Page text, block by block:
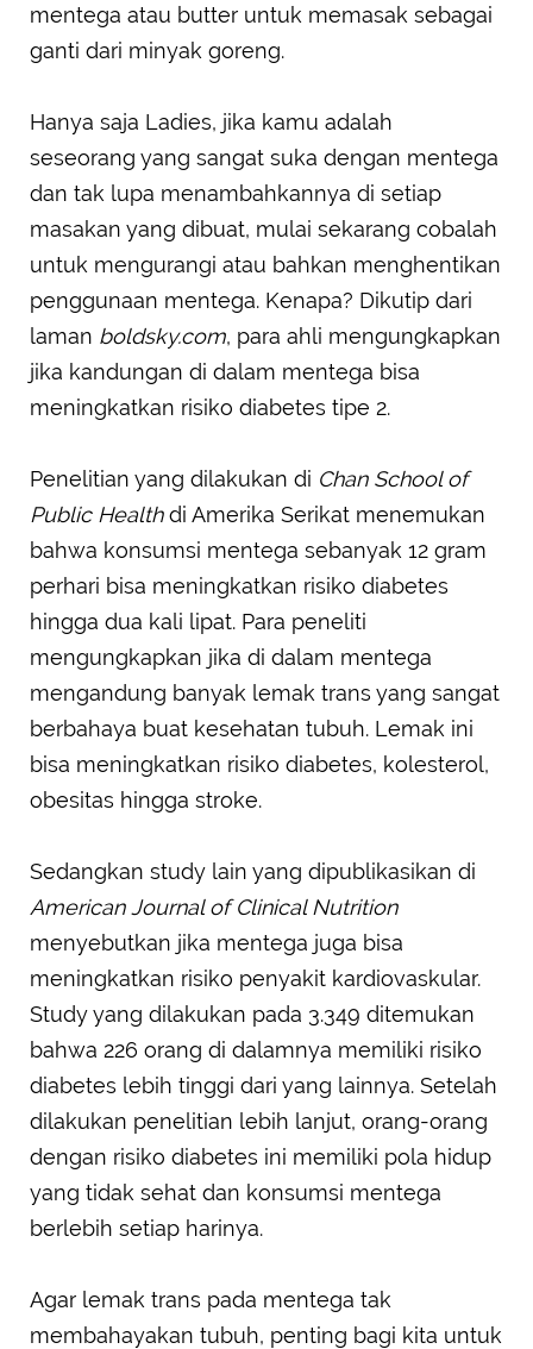
mentega atau butter untuk memasak sebagai
ganti dari minyak goreng.
Hanya saja Ladies, jika kamu adalah
seseorang yang sangat suka dengan mentega
dan tak lupa menambahkannya di setiap
masakan yang dibuat, mulai sekarang cobalah
untuk mengurangi atau bahkan menghentikan
penggunaan mentega. Kenapa? Dikutip dari
laman boldsky.com, para ahli mengungkapkan
jika kandungan di dalam mentega bisa
meningkatkan risiko diabetes tipe 2.
Penelitian yang dilakukan di Chan School of
Public Healthdi Amerika Serikat menemukan
bahwa konsumsi mentega sebanyak 12 gram
perhari bisa meningkatkan risiko diabetes
hingga dua kali lipat. Para peneliti
mengungkapkan jika di dalam mentega
mengandung banyak lemak trans yang sangat
berbahaya buat kesehatan tubuh. Lemak ini
bisa meningkatkan risiko diabetes, kolesterol,
obesitas hingga stroke.
Sedangkan study lain yang dipublikasikan di
American Journal of Clinical Nutrition
menyebutkan jika mentega juga bisa
meningkatkan risiko penyakit kardiovaskular.
Study yang dilakukan pada 3.349 ditemukan
bahwa 226 orang di dalamnya memiliki risiko
diabetes lebih tinggi dari yang lainnya. Setelah
dilakukan penelitian lebih lanjut, orang-orang
dengan risiko diabetes ini memiliki pola hidup
yang tidak sehat dan konsumsi mentega
berlebih setiap harinya.
Agar lemak trans pada mentega tak
membahayakan tubuh, penting bagi kita untuk